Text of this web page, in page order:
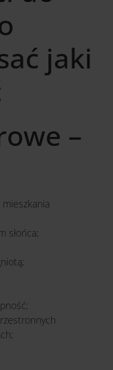
jaki
–
słońca;